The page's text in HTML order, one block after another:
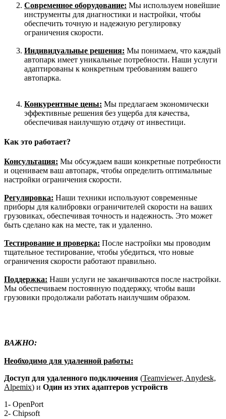
Современное оборудование: Мы используем новейшие
инструменты для диагностики и настройки, чтобы
обеспечить точную и надежную регулировку
ограничения скорости.
Индивидуальные решения: Мы понимаем, что каждый
автопарк имеет уникальные потребности. Наши услуги
адаптированы к конкретным требованиям вашего
автопарка.
Конкурентные цены: Мы предлагаем экономически
эффективные решения без ущерба для качества,
обеспечивая наилучшую отдачу от инвестици.
Как это работает?
Консультация: Мы обсуждаем ваши конкретные потребности
и оцениваем ваш автопарк, чтобы определить оптимальные
настройки ограничения скорости.
Регулировка: Наши техники используют современные
приборы для калибровки ограничителей скорости на ваших
грузовиках, обеспечивая точность и надежность. Это может
быть сделано как на месте, так и удаленно.
Тестирование и проверка: После настройки мы проводим
тщательное тестирование, чтобы убедиться, что новые
ограничения скорости работают правильно.
Поддержка: Наши услуги не заканчиваются после настройки.
Мы обеспечиваем постоянную поддержку, чтобы ваши
грузовики продолжали работать наилучшим образом.
ВАЖНО:
Необходимо для удаленной работы:
Доступ для удаленного подключения (Teamviewer, Anydesk,
Alpemix) и Один из этих адаптеров устройств
1- OpenPort
2- Chipsoft